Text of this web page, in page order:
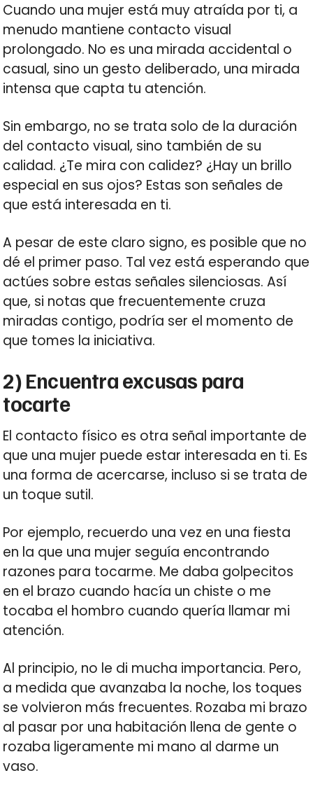
Cuando una mujer está muy atraída por ti, a
menudo mantiene contacto visual
prolongado. No es una mirada accidental o
casual, sino un gesto deliberado, una mirada
intensa que capta tu atención.
Sin embargo, no se trata solo de la duración
del contacto visual, sino también de su
calidad. ¿Te mira con calidez? ¿Hay un brillo
especial en sus ojos? Estas son señales de
que está interesada en ti.
A pesar de este claro signo, es posible que no
dé el primer paso. Tal vez está esperando que
actúes sobre estas señales silenciosas. Así
que, si notas que frecuentemente cruza
miradas contigo, podría ser el momento de
que tomes la iniciativa.
2) Encuentra excusas para
tocarte
El contacto físico es otra señal importante de
que una mujer puede estar interesada en ti. Es
una forma de acercarse, incluso si se trata de
un toque sutil.
Por ejemplo, recuerdo una vez en una fiesta
en la que una mujer seguía encontrando
razones para tocarme. Me daba golpecitos
en el brazo cuando hacía un chiste o me
tocaba el hombro cuando quería llamar mi
atención.
Al principio, no le di mucha importancia. Pero,
a medida que avanzaba la noche, los toques
se volvieron más frecuentes. Rozaba mi brazo
al pasar por una habitación llena de gente o
rozaba ligeramente mi mano al darme un
vaso.